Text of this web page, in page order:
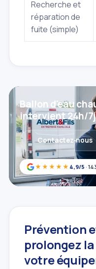
Recherche et
réparation de
fuite (simple)
★★★★★ 4,9/5 ·
Ballon d'eau
intervient 24h/
Contactez‑nous
Prévention
prolongez
votre